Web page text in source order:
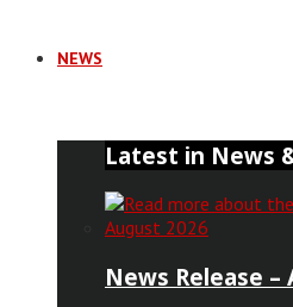
NEWS
Latest in News
News Release –